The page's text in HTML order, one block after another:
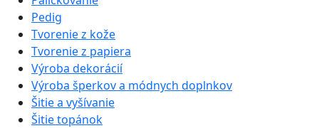
Pedig
Tvorenie z kože
Tvorenie z papiera
Výroba dekorácií
Výroba šperkov a módnych doplnkov
Šitie a vyšívanie
Šitie topánok